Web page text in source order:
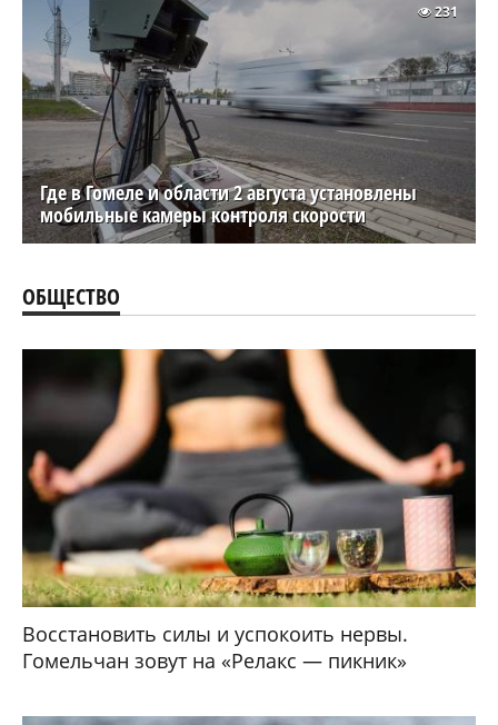
Где в Гомеле и области 2 августа установлены
мобильные камеры контроля скорости
231
ОБЩЕСТВО
Восстановить силы и успокоить нервы.
Гомельчан зовут на «Релакс — пикник»